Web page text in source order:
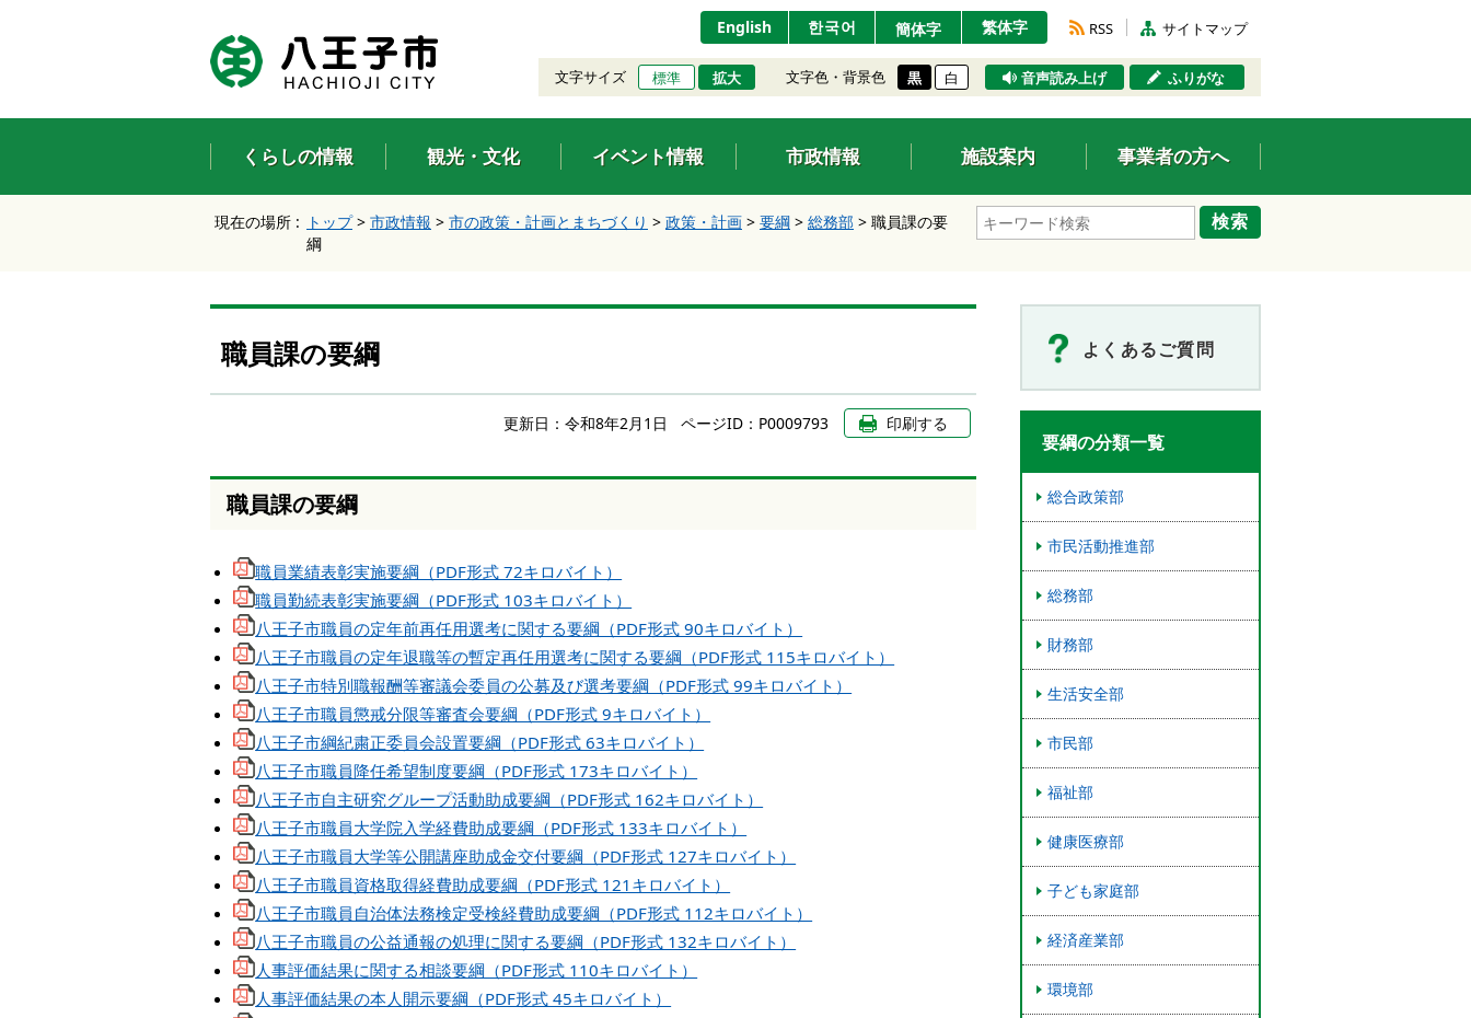
ン
タ
ー
キ
ナ
ビ
ョ
を
キ
て
移
動
ま
す
English 한국어 簡体字 繁体字 RSS サイトマップ
文字サイズ 標準 拡大 文字色・背景色 黒 白 音声読み上げ ふりがな
くらしの情報 観光・文化 イベント情報 市政情報 施設案内 事業者の方へ
検索
現在の場所 : トップ> 市政情報 > 市の政策・計画とまちづくり > 政策・計画 > 要綱 > 総務部 > 職員課の要
綱
職員課の要綱
更新日： 令和8年2月1日 ページID：P0009793 印刷する
職員課の要綱
職員業績表彰実施要綱（PDF形式 72キロバイト）
職員勤続表彰実施要綱（PDF形式 103キロバイト）
八王子市職員の定年前再任用選考に関する要綱（PDF形式 90キロバイト）
八王子市職員の定年退職等の暫定再任用選考に関する要綱（PDF形式 115キロバイト）
八王子市特別職報酬等審議会委員の公募及び選考要綱（PDF形式 99キロバイト）
八王子市職員懲戒分限等審査会要綱（PDF形式 9キロバイト）
八王子市綱紀粛正委員会設置要綱（PDF形式 63キロバイト）
八王子市職員降任希望制度要綱（PDF形式 173キロバイト）
八王子市自主研究グループ活動助成要綱（PDF形式 162キロバイト）
八王子市職員大学院入学経費助成要綱（PDF形式 133キロバイト）
八王子市職員大学等公開講座助成金交付要綱（PDF形式 127キロバイト）
八王子市職員資格取得経費助成要綱（PDF形式 121キロバイト）
八王子市職員自治体法務検定受検経費助成要綱（PDF形式 112キロバイト）
八王子市職員の公益通報の処理に関する要綱（PDF形式 132キロバイト）
人事評価結果に関する相談要綱（PDF形式 110キロバイト）
人事評価結果の本人開示要綱（PDF形式 45キロバイト）
よくあるご質問
要綱の分類一覧
総合政策部
市民活動推進部
総務部
財務部
生活安全部
市民部
福祉部
健康医療部
子ども家庭部
経済産業部
環境部